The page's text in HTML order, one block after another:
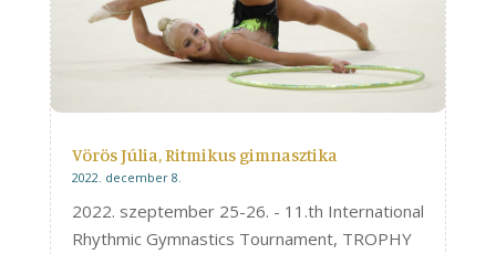
Vörös Júlia, Ritmikus gimnasztika
2022. december 8.
2022. szeptember 25-26. - 11.th International
Rhythmic Gymnastics Tournament, TROPHY